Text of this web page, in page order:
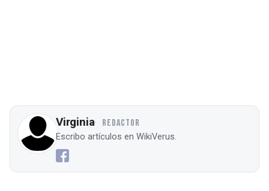
Virginia REDACTOR
Escribo artículos en WikiVerus.